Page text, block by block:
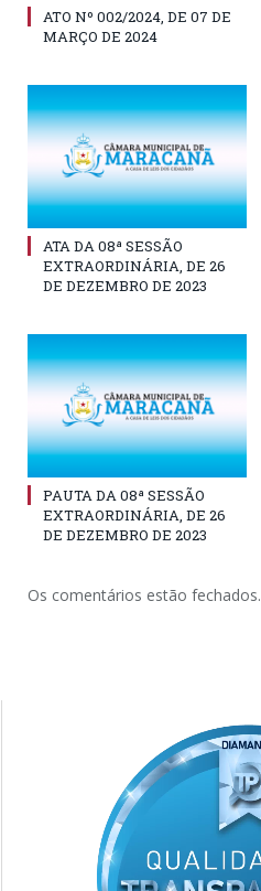
ATO Nº 002/2024, DE 07 DE
MARÇO DE 2024
ATA DA 08ª SESSÃO
EXTRAORDINÁRIA, DE 26
DE DEZEMBRO DE 2023
PAUTA DA 08ª SESSÃO
EXTRAORDINÁRIA, DE 26
DE DEZEMBRO DE 2023
Os comentários estão fechados.